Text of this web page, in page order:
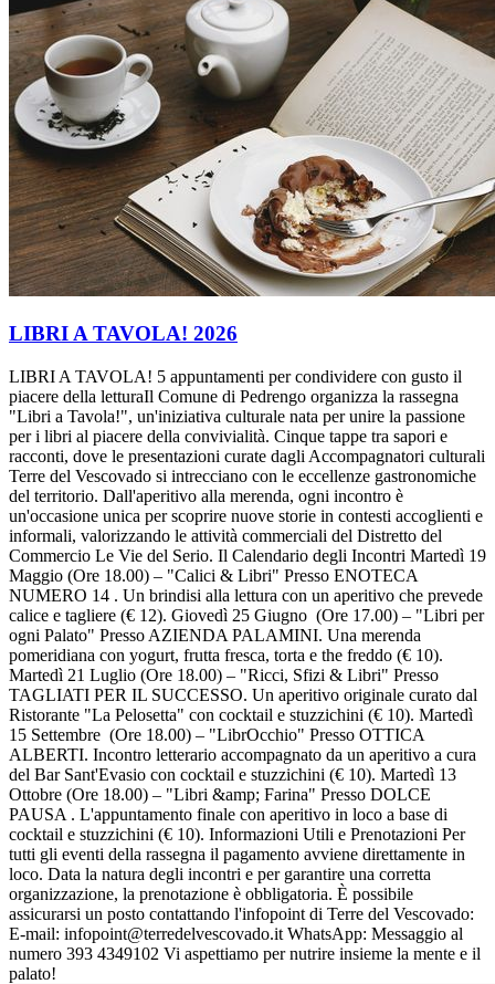
LIBRI A TAVOLA! 2026
LIBRI A TAVOLA! 5 appuntamenti per condividere con gusto il
piacere della letturaIl Comune di Pedrengo organizza la rassegna
"Libri a Tavola!", un'iniziativa culturale nata per unire la passione
per i libri al piacere della convivialità. Cinque tappe tra sapori e
racconti, dove le presentazioni curate dagli Accompagnatori culturali
Terre del Vescovado si intrecciano con le eccellenze gastronomiche
del territorio. Dall'aperitivo alla merenda, ogni incontro è
un'occasione unica per scoprire nuove storie in contesti accoglienti e
informali, valorizzando le attività commerciali del Distretto del
Commercio Le Vie del Serio. Il Calendario degli Incontri Martedì 19
Maggio (Ore 18.00) – "Calici & Libri" Presso ENOTECA
NUMERO 14 . Un brindisi alla lettura con un aperitivo che prevede
calice e tagliere (€ 12). Giovedì 25 Giugno (Ore 17.00) – "Libri per
ogni Palato" Presso AZIENDA PALAMINI. Una merenda
pomeridiana con yogurt, frutta fresca, torta e the freddo (€ 10).
Martedì 21 Luglio (Ore 18.00) – "Ricci, Sfizi & Libri" Presso
TAGLIATI PER IL SUCCESSO. Un aperitivo originale curato dal
Ristorante "La Pelosetta" con cocktail e stuzzichini (€ 10). Martedì
15 Settembre (Ore 18.00) – "LibrOcchio" Presso OTTICA
ALBERTI. Incontro letterario accompagnato da un aperitivo a cura
del Bar Sant'Evasio con cocktail e stuzzichini (€ 10). Martedì 13
Ottobre (Ore 18.00) – "Libri &amp; Farina" Presso DOLCE
PAUSA . L'appuntamento finale con aperitivo in loco a base di
cocktail e stuzzichini (€ 10). Informazioni Utili e Prenotazioni Per
tutti gli eventi della rassegna il pagamento avviene direttamente in
loco. Data la natura degli incontri e per garantire una corretta
organizzazione, la prenotazione è obbligatoria. È possibile
assicurarsi un posto contattando l'infopoint di Terre del Vescovado:
E-mail: infopoint@terredelvescovado.it WhatsApp: Messaggio al
numero 393 4349102 Vi aspettiamo per nutrire insieme la mente e il
palato!